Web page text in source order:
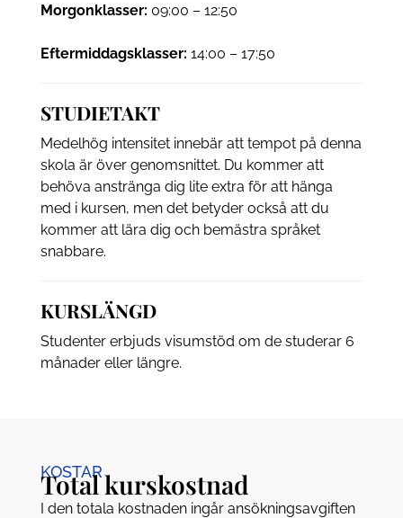
Morgonklasser: 09:00 – 12:50
Eftermiddagsklasser: 14:00 – 17:50
STUDIETAKT
Medelhög intensitet innebär att tempot på denna
skola är över genomsnittet. Du kommer att
behöva anstränga dig lite extra för att hänga
med i kursen, men det betyder också att du
kommer att lära dig och bemästra språket
snabbare.
KURSLÄNGD
Studenter erbjuds visumstöd om de studerar 6
månader eller längre.
KOSTAR
Total kurskostnad
I den totala kostnaden ingår ansökningsavgiften